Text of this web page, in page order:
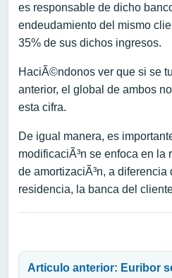
es responsable de dicho
endeudamiento del mismo
35% de sus dichos ingresos.
HaciÃ©ndonos ver que si se
anterior, el global de ambos
esta cifra.
De igual manera, es
modificaciÃ³n se enfoca en la
de amortizaciÃ³n, a diferencia
residencia, la banca del
Articulo anterior: Euribor